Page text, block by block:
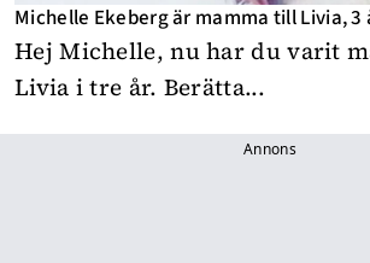
Michelle Ekeberg är mamma till Livia, 3
Hej Michelle, nu har du varit
Livia i tre år. Berätta...
Annons